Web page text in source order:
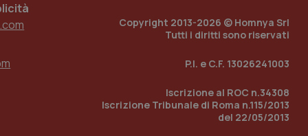
Copyright 2013-2026 © Homnya Srl
Tutti i diritti sono riservati
P.I. e C.F. 13026241003
Iscrizione al ROC n.34308
Iscrizione Tribunale di Roma n.115/2013
del 22/05/2013
del sito web sta
traccia
incorporati
del sito web sta